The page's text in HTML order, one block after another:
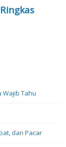
Wajib Tahu
dan Pacar